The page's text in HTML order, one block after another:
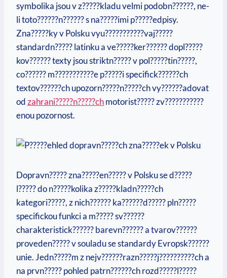
symbolika jsou v z?????kladu velmi podobn??????, ne-
li toto??????n?????? s na?????imi p?????edpisy.
Zna?????ky v Polsku vyu???????????vaj?????
standardn????? latinku a ve?????ker?????? dopl?????
kov?????? texty jsou striktn????? v pol?????tin?????,
co?????? m???????????e p?????i specifick??????ch
textov??????ch upozorn?????n?????ch vy??????adovat
odzahrani?????n?????chmotorist????? zv???????????
enou pozornost.
Dopravn????? zna?????en????? v Polsku se d?????
l????? do n?????kolika z?????kladn?????ch
kategori?????, z nich?????? ka??????d????? pln?????
specifickou funkci a m????? sv??????
charakteristick?????? barevn?????? a tvarov??????
proveden????? v souladu se standardy Evropsk??????
unie. Jedn?????m z nejv??????razn?????j??????????ch a
na prvn????? pohled patrn??????ch rozd?????l?????